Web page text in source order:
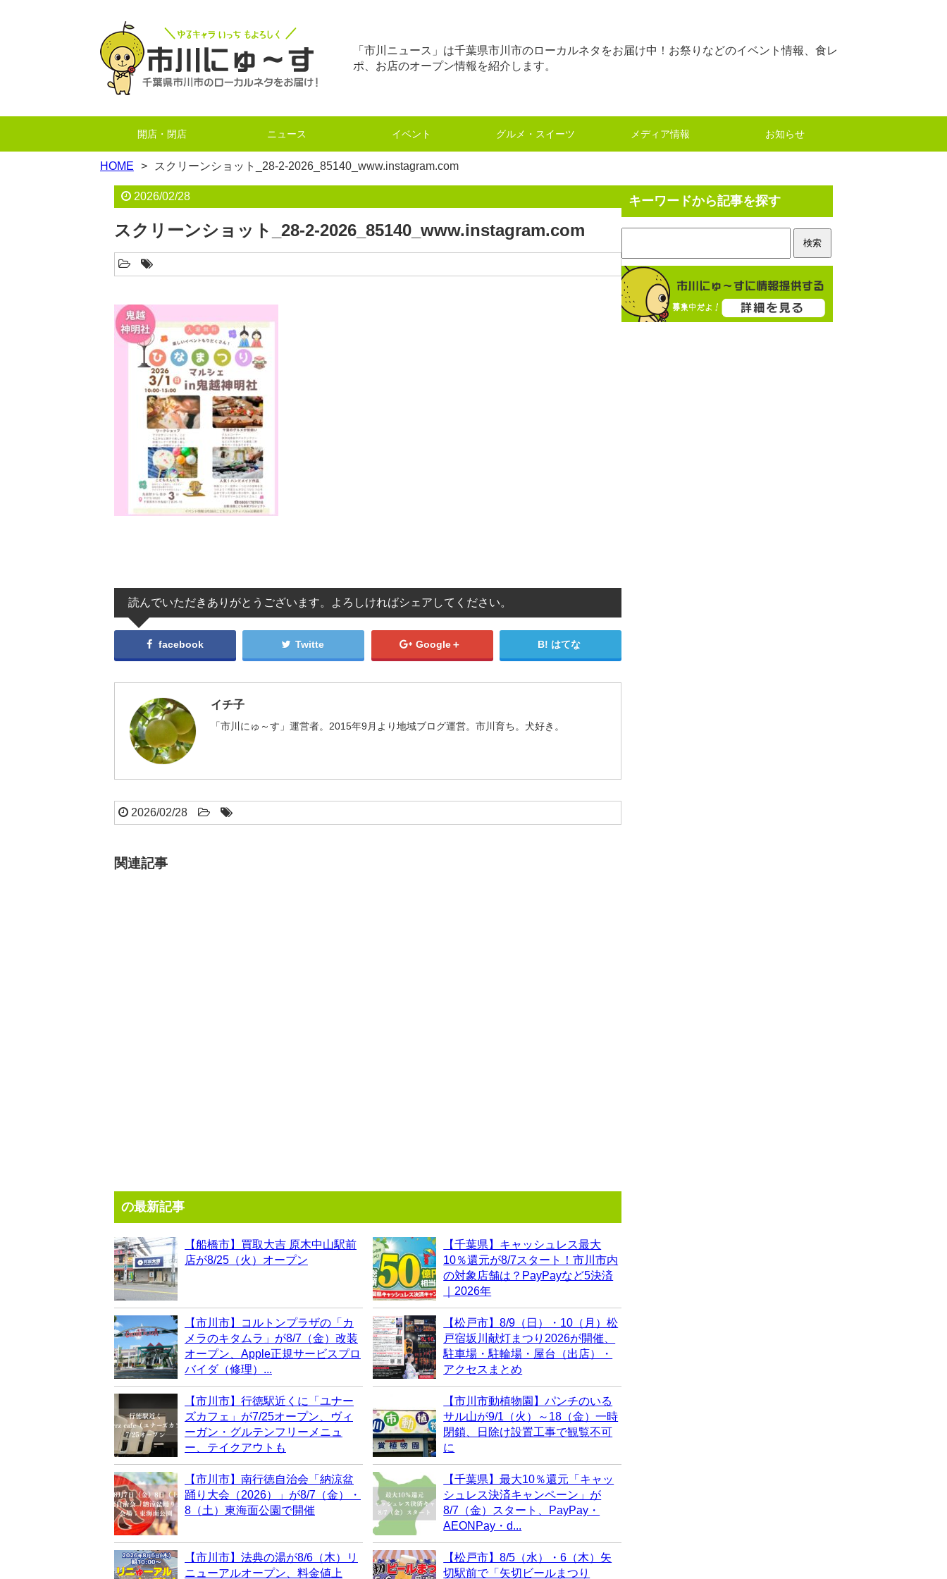
「市川ニュース」は千葉県市川市のローカルネタをお届け中！お祭りなどのイベント情報、食レ
ポ、お店のオープン情報を紹介します。
開店・閉店 ニュース イベント グルメ・スイーツ メディア情報 お知らせ
HOME スクリーンショット_28-2-2026_85140_www.instagram.com
2026/02/28
スクリーンショット_28-2-2026_85140_www.instagram.com
読んでいただきありがとうございます。よろしければシェアしてください。
facebook Twitte Google＋ はてな
イチ子
「市川にゅ～す」運営者。2015年9月より地域ブログ運営。市川育ち。犬好き。
2026/02/28
関連記事
の最新記事
【船橋市】買取大吉 原木中山駅前
店が8/25（火）オープン
【千葉県】キャッシュレス最大
10％還元が8/7スタート！市川市内
の対象店舗は？PayPayなど5決済
｜2026年
【市川市】コルトンプラザの「カ
メラのキタムラ」が8/7（金）改装
オープン、Apple正規サービスプロ
バイダ（修理）...
【松戸市】8/9（日）・10（月）松
戸宿坂川献灯まつり2026が開催、
駐車場・駐輪場・屋台（出店）・
アクセスまとめ
【市川市】行徳駅近くに「ユナー
ズカフェ」が7/25オープン、ヴィ
ーガン・グルテンフリーメニュ
ー、テイクアウトも
【市川市動植物園】パンチのいる
サル山が9/1（火）～18（金）一時
閉鎖、日除け設置工事で観覧不可
に
【市川市】南行徳自治会「納涼盆
踊り大会（2026）」が8/7（金）・
8（土）東海面公園で開催
【千葉県】最大10％還元「キャッ
シュレス決済キャンペーン」が
8/7（金）スタート、PayPay・
AEONPay・d...
【市川市】法典の湯が8/6（木）リ
ニューアルオープン、料金値上
【松戸市】8/5（水）・6（木）矢
切駅前で「矢切ビールまつり
キーワードから記事を探す